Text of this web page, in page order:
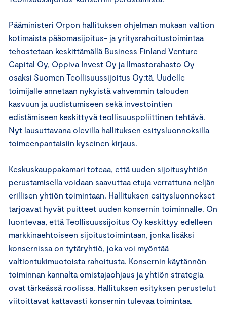
Pääministeri Orpon hallituksen ohjelman mukaan valtion
kotimaista pääomasijoitus- ja yritysrahoitustoimintaa
tehostetaan keskittämällä Business Finland Venture
Capital Oy, Oppiva Invest Oy ja Ilmastorahasto Oy
osaksi Suomen Teollisuussijoitus Oy:tä. Uudelle
toimijalle annetaan nykyistä vahvemmin talouden
kasvuun ja uudistumiseen sekä investointien
edistämiseen keskittyvä teollisuuspoliittinen tehtävä.
Nyt lausuttavana olevilla hallituksen esitysluonnoksilla
toimeenpantaisiin kyseinen kirjaus.
Keskuskauppakamari toteaa, että uuden sijoitusyhtiön
perustamisella voidaan saavuttaa etuja verrattuna neljän
erillisen yhtiön toimintaan. Hallituksen esitysluonnokset
tarjoavat hyvät puitteet uuden konsernin toiminnalle. On
luontevaa, että Teollisuussijoitus Oy keskittyy edelleen
markkinaehtoiseen sijoitustoimintaan, jonka lisäksi
konsernissa on tytäryhtiö, joka voi myöntää
valtiontukimuotoista rahoitusta. Konsernin käytännön
toiminnan kannalta omistajaohjaus ja yhtiön strategia
ovat tärkeässä roolissa. Hallituksen esityksen perustelut
viitoittavat kattavasti konsernin tulevaa toimintaa.